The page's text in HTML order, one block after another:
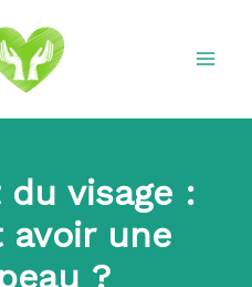
visage :
une
?